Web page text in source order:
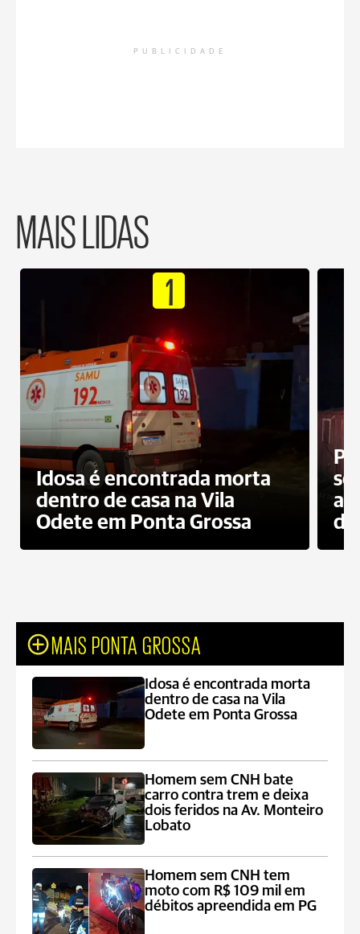
PUBLICIDADE
MAIS LIDAS
1
Idosa é encontrada morta
dentro de casa na Vila
Odete em Ponta Grossa
do
MAIS PONTA GROSSA
Idosa é encontrada morta
dentro de casa na Vila
Odete em Ponta Grossa
Homem sem CNH bate
carro contra trem e deixa
dois feridos na Av. Monteiro
Lobato
Homem sem CNH tem
moto com R$ 109 mil em
débitos apreendida em PG